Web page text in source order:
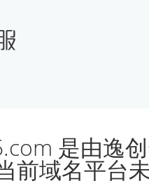
是由逸
前域名平台